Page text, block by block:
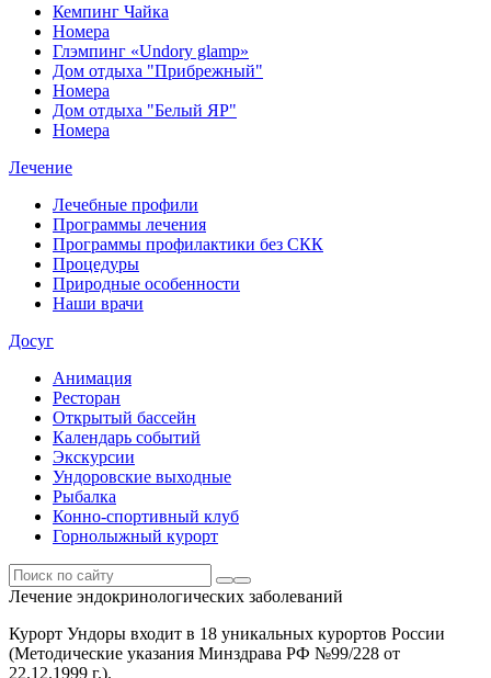
Кемпинг Чайка
Номера
Глэмпинг «Undory glamp»
Дом отдыха "Прибрежный"
Номера
Дом отдыха "Белый ЯР"
Номера
Лечение
Лечебные профили
Программы лечения
Программы профилактики без СКК
Процедуры
Природные особенности
Наши врачи
Досуг
Анимация
Ресторан
Открытый бассейн
Календарь событий
Экскурсии
Ундоровские выходные
Рыбалка
Конно-спортивный клуб
Горнолыжный курорт
Лечение эндокринологических заболеваний
Курорт Ундоры входит в 18 уникальных курортов России
(Методические указания Минздрава РФ №99/228 от
22.12.1999 г.).